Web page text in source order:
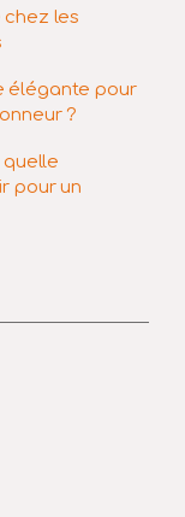
chez les
élégante pour
?
quelle
pour un